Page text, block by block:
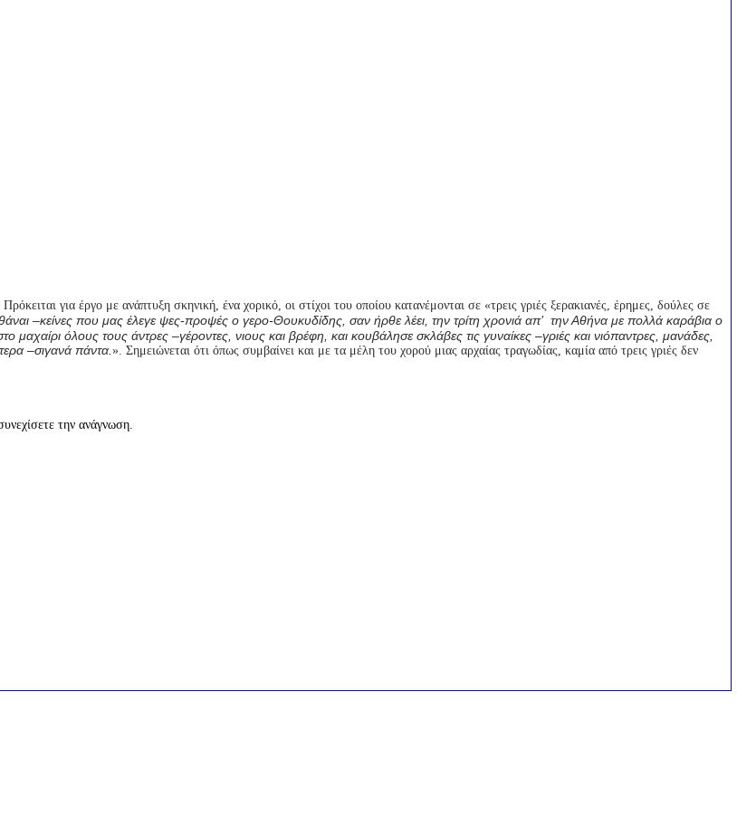
Πρόκειται για έργο με ανάπτυξη σκηνική, ένα χορικό, οι στίχοι του οποίου κατανέμονται σε «τρεις γριές ξερακιανές, έρημες, δούλες σε
–κείνες που μας έλεγε ψες-προψές ο γερο-Θουκυδίδης, σαν ήρθε λέει, την τρίτη χρονιά απ’ την Αθήνα με πολλά καράβια ο
μαχαίρι όλους τους άντρες –γέροντες, νιους και βρέφη, και κουβάλησε σκλάβες τις γυναίκες –γριές και νιόπαντρες, μανάδες,
–σιγανά πάντα. ». Σημειώνεται ότι όπως συμβαίνει και με τα μέλη του χορού μιας αρχαίας τραγωδίας, καμία από τρεις γριές δεν
να συνεχίσετε την ανάγνωση.